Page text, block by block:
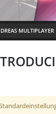
MULTIPLAYER